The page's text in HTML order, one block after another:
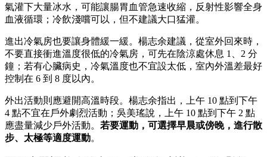
氣灌下大量冰水，可能讓腸胃血管急速收縮，反射性影響全身
血液循環；冷飲淺嚐可以，但不建議大口猛灌。
進出冷氣房也要讓身體緩一緩。楊志余建議，從室外回來時，
不要直接衝進溫度很低的冷氣房，可先在陰涼處休息 1、2 分
鐘；若有心臟病史，冷氣溫度也不宜設太低，室內外溫差最好
控制在 6 到 8 度以內。
外出活動則應避開高溫時段。楊志余指出，上午 10 點到下午
4 點不宜在戶外劇烈活動；吳美瑤說，上午 10 點到下午 2 點
應盡量減少戶外活動。 若要運動，可選擇早晨或傍晚，進行散
步、太極等適度運動。